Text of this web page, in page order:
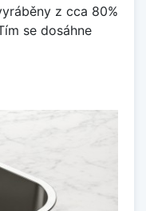
z cca 80%
se dosáhne